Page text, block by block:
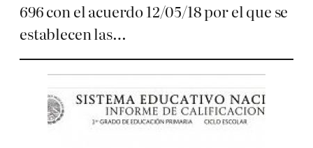
696 con el acuerdo 12/05/18 por el que se
establecen las…